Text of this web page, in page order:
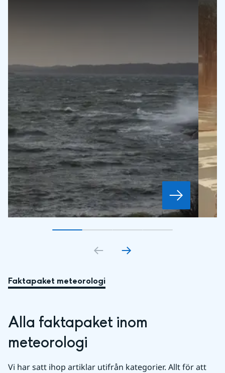
Gå till bildkort1
Gå till bildkort2
Gå till bildkort3
Gå till bildkort
Faktapaket meteorologi
Alla faktapaket inom
meteorologi
Vi har satt ihop artiklar utifrån kategorier. Allt för att